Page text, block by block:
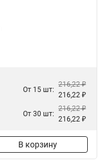
От 15 шт:
216,22 ₽
216,22 ₽
От 30 шт:
216,22 ₽
216,22 ₽
В корзину